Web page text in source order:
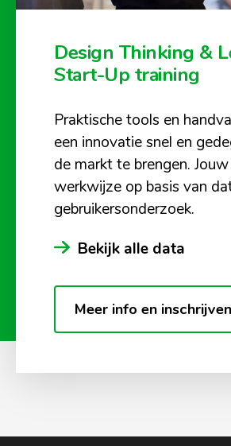
Design Thinking &
Start-Up training
Praktische tools en
een innovatie snel en
de markt te brengen.
werkwijze op basis van
gebruikersonderzoek.
Bekijk alle data
Meer info en inschrijven